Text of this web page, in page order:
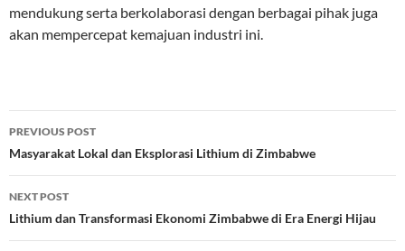
mendukung serta berkolaborasi dengan berbagai pihak juga
akan mempercepat kemajuan industri ini.
Post
navigation
PREVIOUS POST
Masyarakat Lokal dan Eksplorasi Lithium di Zimbabwe
NEXT POST
Lithium dan Transformasi Ekonomi Zimbabwe di Era Energi Hijau